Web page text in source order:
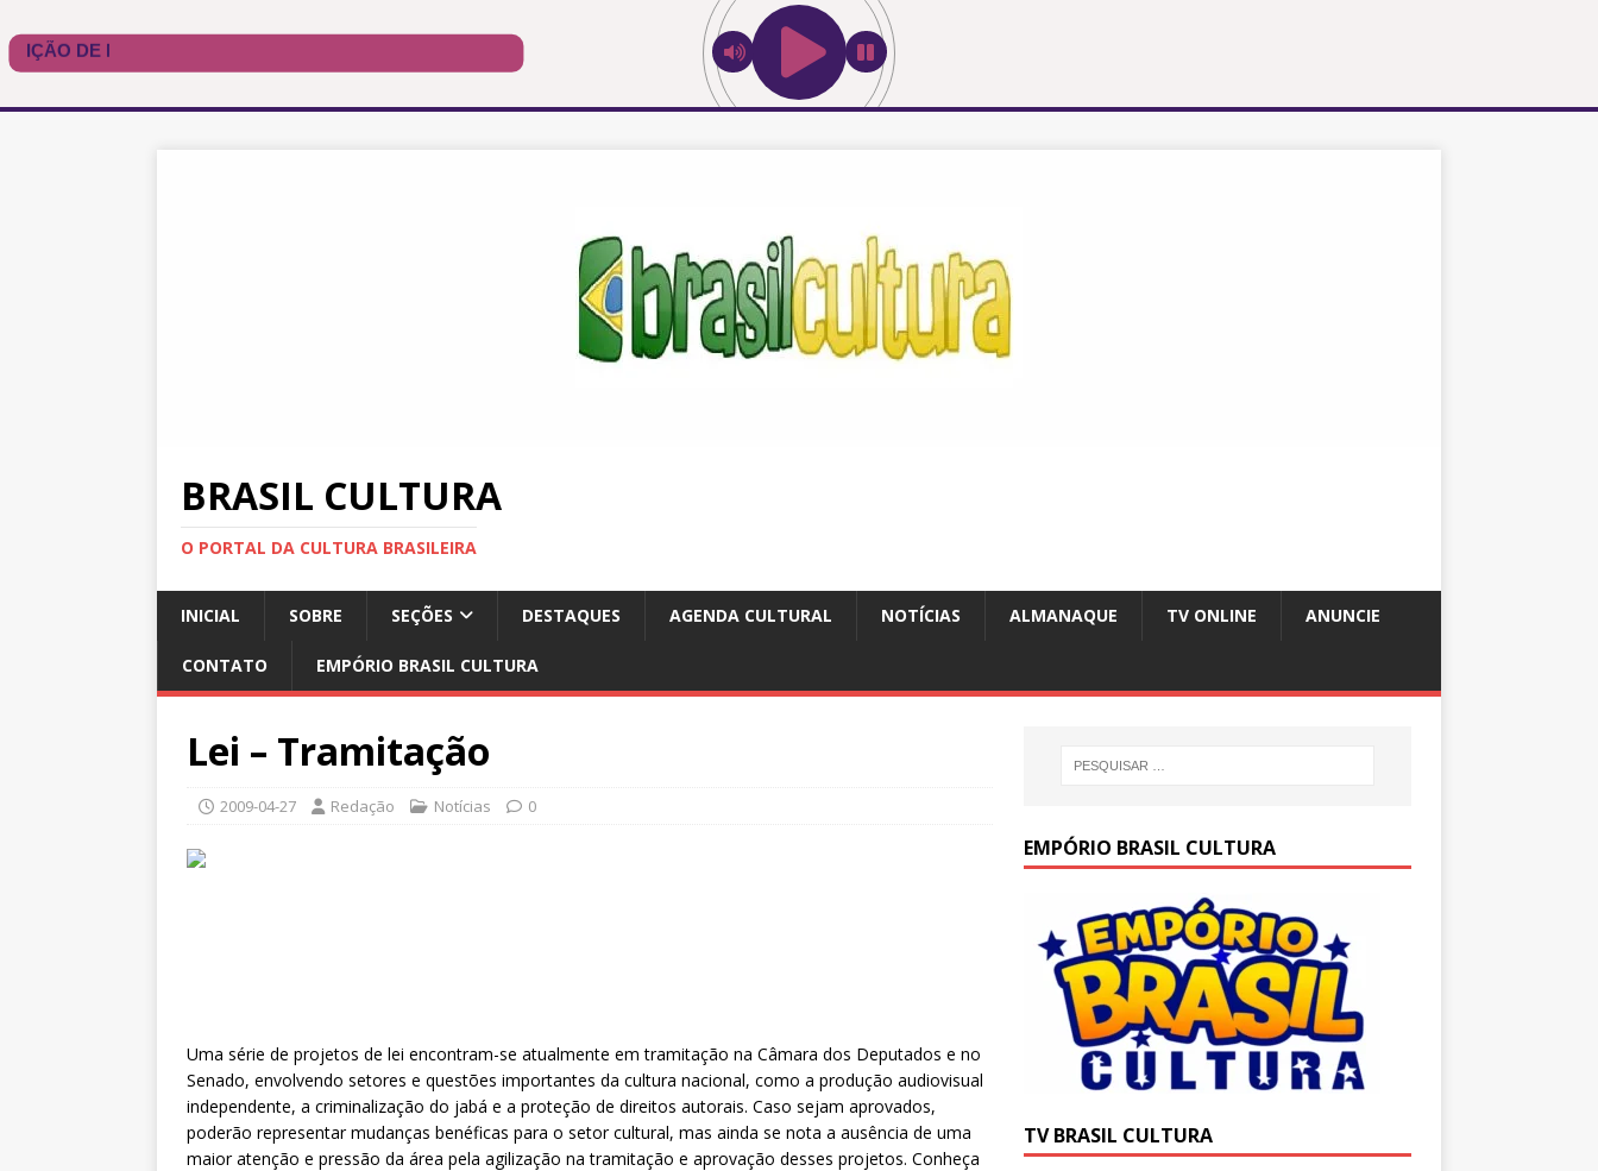
BRASIL CULTURA
O PORTAL DA CULTURA BRASILEIRA
INICIAL SOBRE SEÇÕES DESTAQUES AGENDA CULTURAL NOTÍCIAS ALMANAQUE TV ONLINE ANUNCIE
CONTATO EMPÓRIO BRASIL CULTURA
Lei – Tramitação
2009-04-27 Redação Notícias 0
Uma série de projetos de lei encontram-se atualmente em tramitação na Câmara dos Deputados e no
Senado, envolvendo setores e questões importantes da cultura nacional, como a produção audiovisual
independente, a criminalização do jabá e a proteção de direitos autorais. Caso sejam aprovados,
poderão representar mudanças benéficas para o setor cultural, mas ainda se nota a ausência de uma
maior atenção e pressão da área pela agilização na tramitação e aprovação desses projetos. Conheça
EMPÓRIO BRASIL CULTURA
TV BRASIL CULTURA